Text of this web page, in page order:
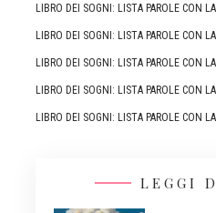
LIBRO DEI SOGNI: LISTA PAROLE CON LA
LIBRO DEI SOGNI: LISTA PAROLE CON
LIBRO DEI SOGNI: LISTA PAROLE CON
LIBRO DEI SOGNI: LISTA PAROLE CON
LIBRO DEI SOGNI: LISTA PAROLE CON
LEGGI